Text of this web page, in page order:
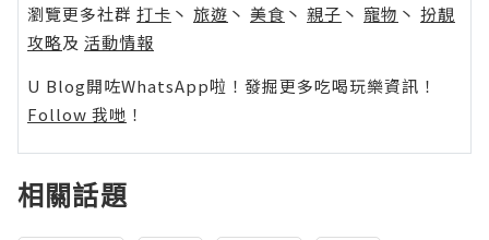
瀏覽更多社群 打卡 丶 旅遊 丶 美食 丶 親子 丶 寵物 丶 扮靚
攻略及 活動情報
U Blog開咗WhatsApp啦！發掘更多吃喝玩樂資訊！
Follow 我哋 ！
相關話題